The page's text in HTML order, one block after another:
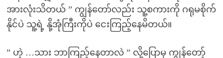
အားလုံးသိတယ် ” ကျွန်တော်လည်း သူ့စကားကို ဂရုမစိုက်
နိုင်ပဲ သူ့ရဲ့ နို့အုံကြီးကိုပဲ ငေးကြည့်နေမိတယ်။
” ဟဲ့ …သား ဘာကြည့်နေတာလဲ ” လို့ပြောမှ ကျွန်တော့်